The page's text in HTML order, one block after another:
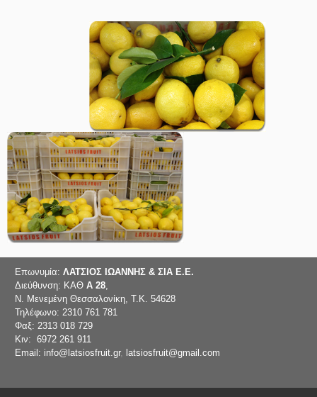
Επωνυμία: ΛΑΤΣΙΟΣ ΙΩΑΝΝΗΣ & ΣΙΑ Ε.Ε.
Διεύθυνση: ΚΑΘ Α 28
Ν. Μενεμένη Θεσσαλονίκη, Τ.Κ. 54628
Τηλέφωνο: 2310 761 781
Φαξ: 2313 018 729
Κιν: 6972 261 911
Email: info@latsiosfruit.gr, latsiosfruit@gmail.com